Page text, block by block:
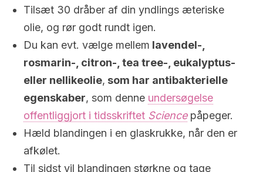
Tilsæt 30 dråber af din yndlings æteriske
olie, og rør godt rundt igen.
Du kan evt. vælge mellem lavendel-,
rosmarin-, citron-, tea tree-, eukalyptus-
eller nellikeolie, som har antibakterielle
egenskaber, som denne undersøgelse
offentliggjort i tidsskriftet Sciencepåpeger.
Hæld blandingen i en glaskrukke, når den er
afkølet.
Til sidst vil blandingen størkne og tage